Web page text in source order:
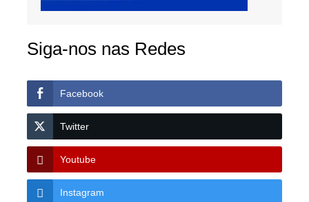
Siga-nos nas Redes
Facebook
Twitter
Youtube
Instagram